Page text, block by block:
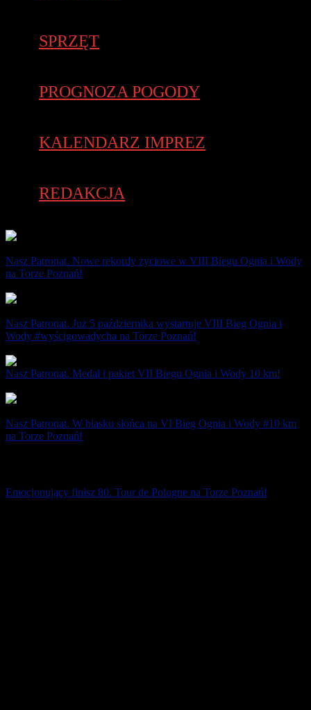
SPRZĘT
PROGNOZA POGODY
KALENDARZ IMPREZ
REDAKCJA
Nasz Patronat. Nowe rekordy życiowe w VIII Biegu Ognia i Wody
na Torze Poznań!
Nasz Patronat. Już 5 października wystartuje VIII Bieg Ognia i
Wody #wyścigowadycha na Torze Poznań!
Nasz Patronat. Medal i pakiet VII Biegu Ognia i Wody 10 km!
Nasz Patronat. W blasku słońca na VI Bieg Ognia i Wody #10 km
na Torze Poznań!
Emocjonujący finisz 80. Tour de Pologne na Torze Poznań!